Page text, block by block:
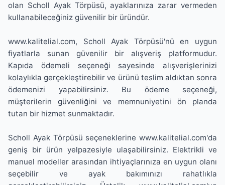
olan Scholl Ayak Törpüsü, ayaklarınıza zarar vermeden
kullanabileceğiniz güvenilir bir üründür.
www.kalitelial.com, Scholl Ayak Törpüsü'nü en uygun
fiyatlarla sunan güvenilir bir alışveriş platformudur.
Kapıda ödemeli seçeneği sayesinde alışverişlerinizi
kolaylıkla gerçekleştirebilir ve ürünü teslim aldıktan sonra
ödemenizi yapabilirsiniz. Bu ödeme seçeneği,
müşterilerin güvenliğini ve memnuniyetini ön planda
tutan bir hizmet sunmaktadır.
Scholl Ayak Törpüsü seçeneklerine www.kalitelial.com'da
geniş bir ürün yelpazesiyle ulaşabilirsiniz. Elektrikli ve
manuel modeller arasından ihtiyaçlarınıza en uygun olanı
seçebilir ve ayak bakımınızı rahatlıkla